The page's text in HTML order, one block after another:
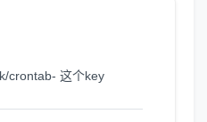
crontab- 这个key